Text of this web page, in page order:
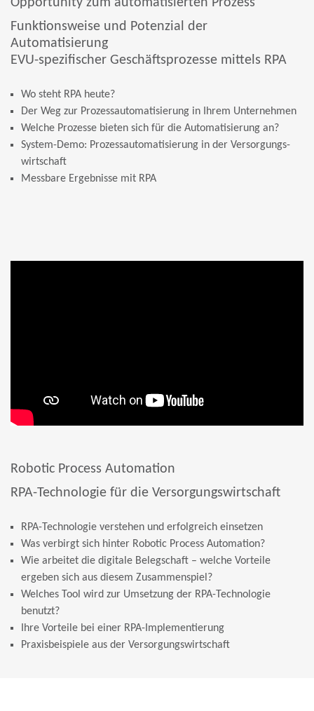
Funktionsweise und Potenzial der
Automatisierung
EVU-spezifischer Geschäftsprozesse mittels RPA
Wo steht RPA heute?
Der Weg zur Prozessautomatisierung in Ihrem Unternehmen
Welche Prozesse bieten sich für die Automatisierung an?
System-Demo: Prozessautomatisierung in der Versorgungs-
wirtschaft​
Messbare Ergebnisse mit RPA
Robotic Process Automation
RPA-Technologie für die Versorgungswirtschaft
RPA-Technologie verstehen und erfolgreich einsetzen
Was verbirgt sich hinter Robotic Process Automation?
Wie arbeitet die digitale Belegschaft – welche Vorteile
ergeben sich aus diesem Zusammenspiel?
Welches Tool wird zur Umsetzung der RPA-Technologie
benutzt?
Ihre Vorteile bei einer RPA-Implementierung
Praxisbeispiele aus der Versorgungswirtschaft